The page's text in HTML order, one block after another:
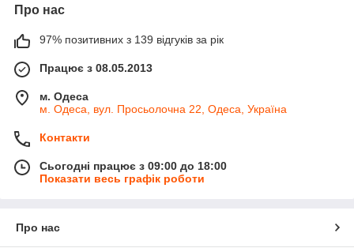
Про нас
97% позитивних з 139 відгуків за рік
Працює з 08.05.2013
м. Одеса
м. Одеса, вул. Просьолочна 22, Одеса, Україна
Контакти
Сьогодні працює з 09:00 до 18:00
Показати весь графік роботи
Про нас